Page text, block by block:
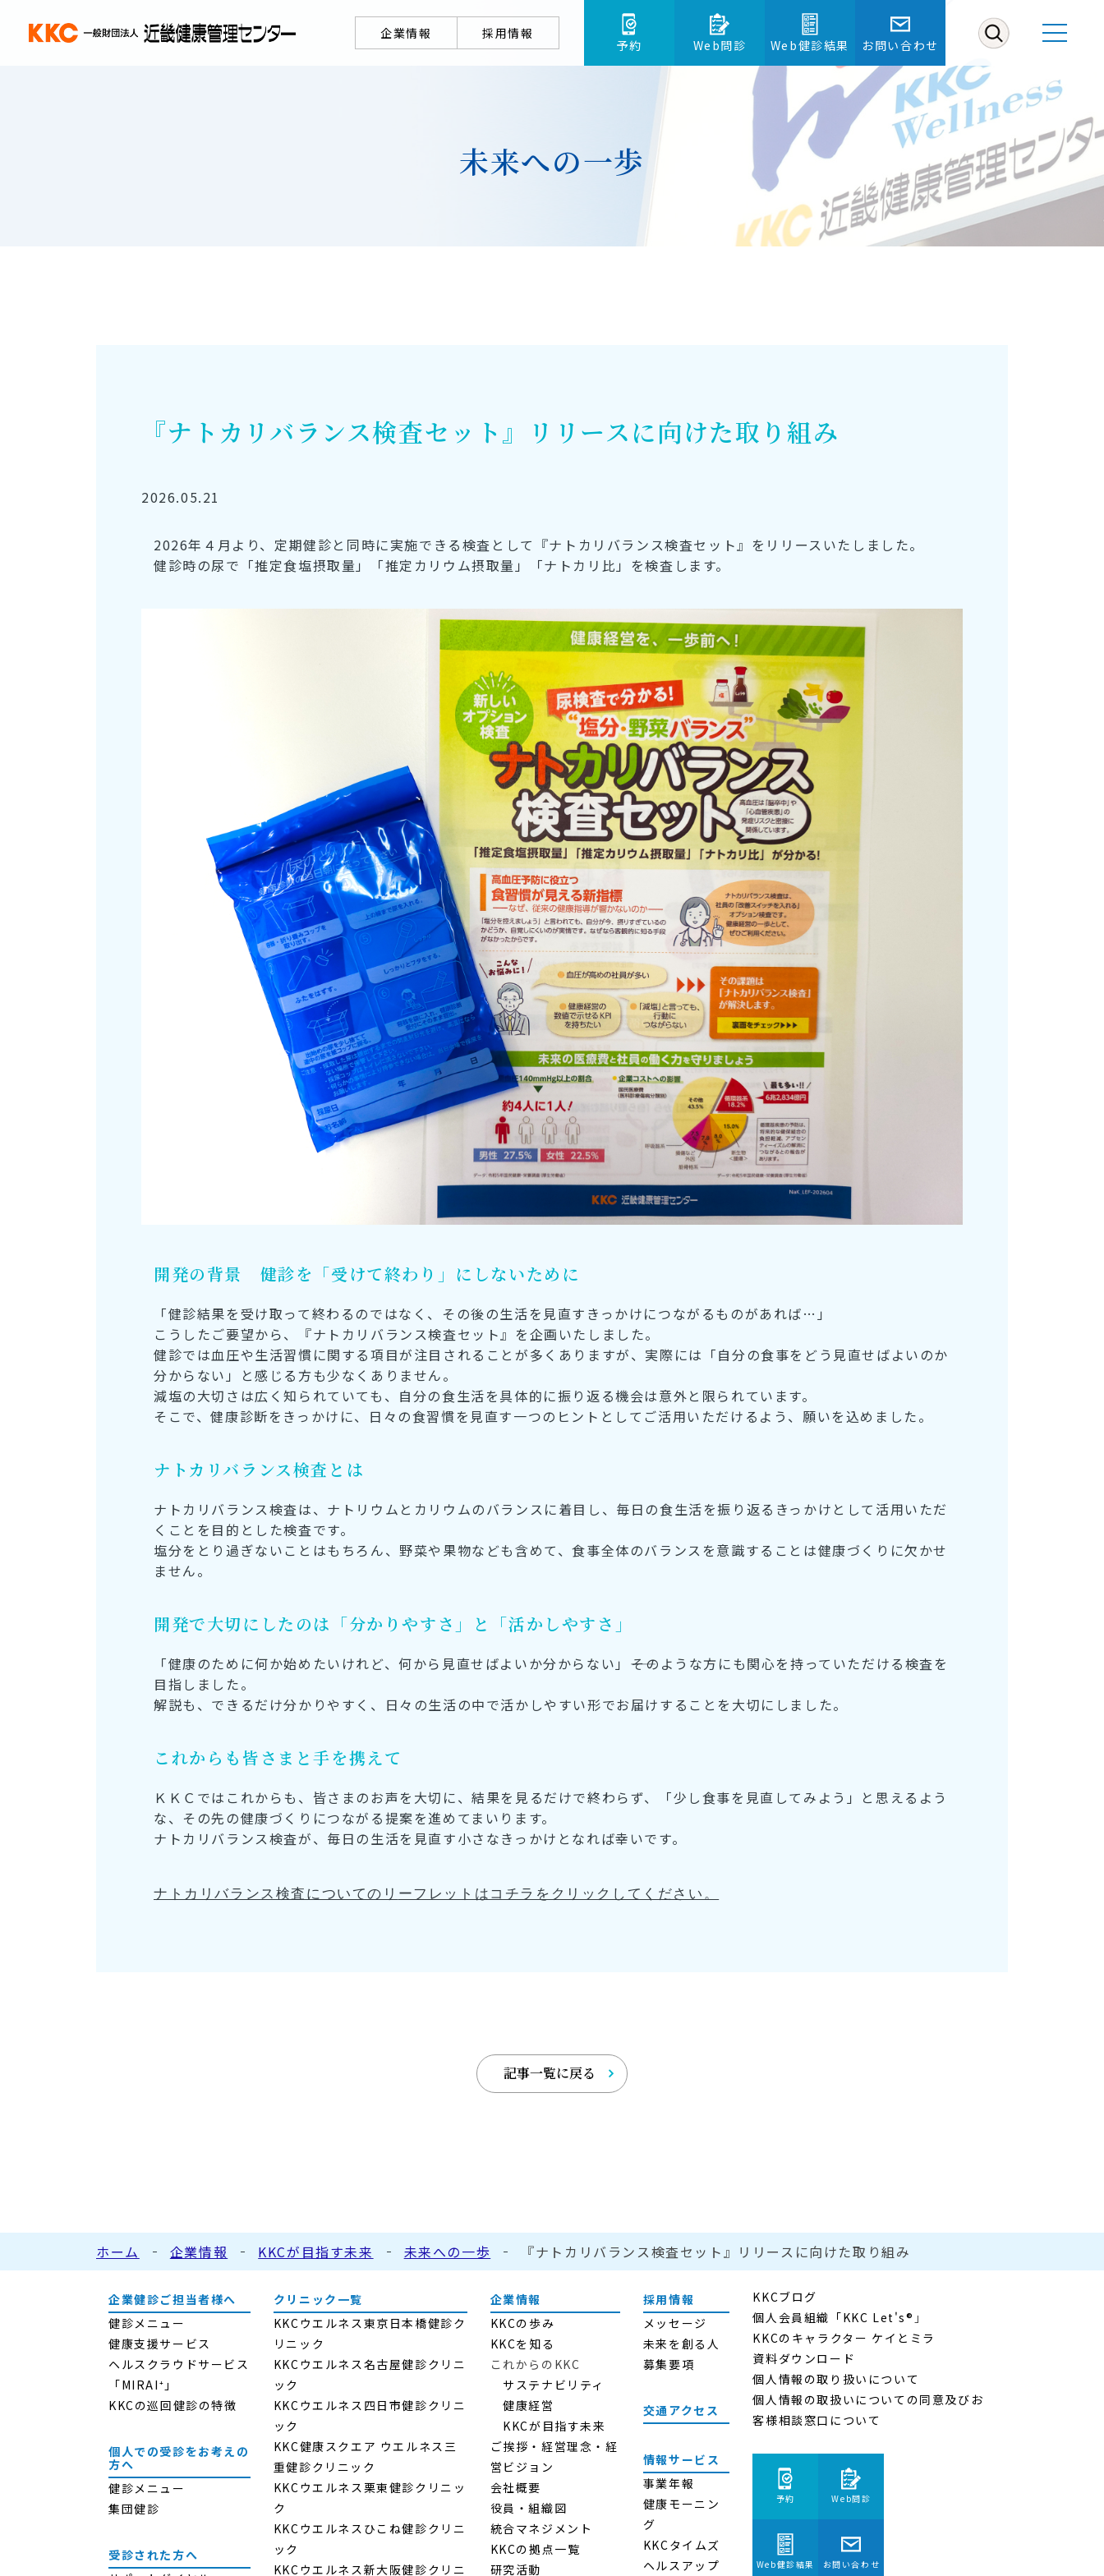
企業情報 採用情報
予約 Web問診 Web健診結果 お問い合わせ
未来への一歩
『ナトカリバランス検査セット』リリースに向けた取り組み
2026.05.21
2026年４月より、定期健診と同時に実施できる検査として『ナトカリバランス検査セット』をリリースいたしました。
健診時の尿で「推定食塩摂取量」「推定カリウム摂取量」「ナトカリ比」を検査します。
開発の背景 健診を「受けて終わり」にしないために
「健診結果を受け取って終わるのではなく、その後の生活を見直すきっかけにつながるものがあれば…」
こうしたご要望から、『ナトカリバランス検査セット』を企画いたしました。
健診では血圧や生活習慣に関する項目が注目されることが多くありますが、実際には「自分の食事をどう見直せばよいのか
分からない」と感じる方も少なくありません。
減塩の大切さは広く知られていても、自分の食生活を具体的に振り返る機会は意外と限られています。
そこで、健康診断をきっかけに、日々の食習慣を見直す一つのヒントとしてご活用いただけるよう、願いを込めました。
ナトカリバランス検査とは
ナトカリバランス検査は、ナトリウムとカリウムのバランスに着目し、毎日の食生活を振り返るきっかけとして活用いただ
くことを目的とした検査です。
塩分をとり過ぎないことはもちろん、野菜や果物なども含めて、食事全体のバランスを意識することは健康づくりに欠かせ
ません。
開発で大切にしたのは「分かりやすさ」と「活かしやすさ」
「健康のために何か始めたいけれど、何から見直せばよいか分からない」――そのような方にも関心を持っていただける検査を
目指しました。
解説も、できるだけ分かりやすく、日々の生活の中で活かしやすい形でお届けすることを大切にしました。
これからも皆さまと手を携えて
ＫＫＣではこれからも、皆さまのお声を大切に、結果を見るだけで終わらず、「少し食事を見直してみよう」と思えるよう
な、その先の健康づくりにつながる提案を進めてまいります。
ナトカリバランス検査が、毎日の生活を見直す小さなきっかけとなれば幸いです。
ナトカリバランス検査についてのリ ーフレットはコチラをクリックしてください。
記事一覧に戻る
ホーム 企業情報 KKCが目指す未来 未来への一歩 『ナトカリバランス検査セット』リリースに向けた取り組み
企業健診ご担当者様へ
健診メニュー
健康支援サービス
ヘルスクラウドサービス
「MIRAI⁺」
KKCの巡回健診の特徴
個人での受診をお考えの
方へ
健診メニュー
集団健診
受診された方へ
クリニック一覧
KKCウエルネス東京日本橋健診ク
リニック
KKCウエルネス名古屋健診クリニ
ック
KKCウエルネス四日市健診クリニ
ック
KKC健康スクエア ウエルネス三
重健診クリニック
KKCウエルネス栗東健診クリニッ
ク
KKCウエルネスひこね健診クリニ
ック
KKCウエルネス新大阪健診クリニ
企業情報
KKCの歩み
KKCを知る
これからのKKC
サステナビリティ
健康経営
KKCが目指す未来
ご挨拶・経営理念・経
営ビジョン
会社概要
役員・組織図
統合マネジメント
KKCの拠点一覧
研究活動
採用情報
メッセージ
未来を創る人
募集要項
交通アクセス
情報サービス
事業年報
健康モーニン
グ
KKCタイムズ
ヘルスアップ
KKCブログ
個人会員組織「KKC Let's® 」
KKCのキャラクター ケイとミラ
資料ダウンロード
個人情報の取り扱いについて
個人情報の取扱いについての同意及びお
客様相談窓口について
予約 Web問診
Web健診結果 お問い合わせ